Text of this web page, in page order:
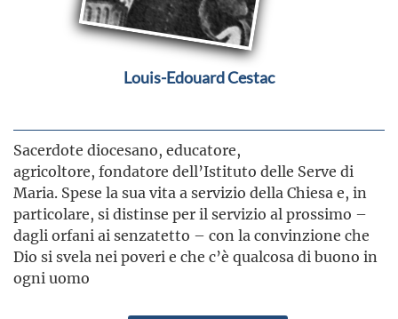
Louis-Edouard Cestac
Sacerdote diocesano, educatore,
agricoltore, fondatore dell’Istituto delle Serve di
Maria. Spese la sua vita a servizio della Chiesa e, in
particolare, si distinse per il servizio al prossimo –
dagli orfani ai senzatetto – con la convinzione che
Dio si svela nei poveri e che c’è qualcosa di buono in
ogni uomo